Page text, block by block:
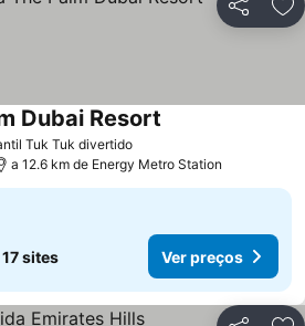
Partilhar
Tuk Tuk divertido
Dubai Resort
a 12.6 km de Energy Metro Station
17 sites Ver preços